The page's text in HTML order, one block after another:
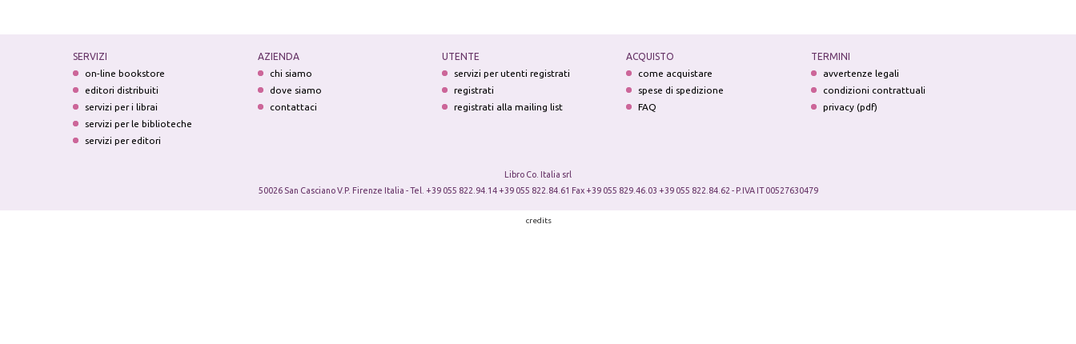
SERVIZI
on-line bookstore
editori distribuiti
servizi per i librai
servizi per le biblioteche
servizi per editori
AZIENDA
chi siamo
dove siamo
contattaci
UTENTE
servizi per utenti registrati
registrati
registrati alla mailing list
ACQUISTO
come acquistare
spese di spedizione
FAQ
TERMINI
avvertenze legali
condizioni contrattuali
privacy (pdf)
Libro Co. Italia srl
50026 San Casciano V.P. Firenze Italia - Tel. +39 055 822.94.14 +39 055 822.84.61 Fax +39 055 829.46.03 +39 055 822.84.62 - P.IVA IT 00527630479
credits